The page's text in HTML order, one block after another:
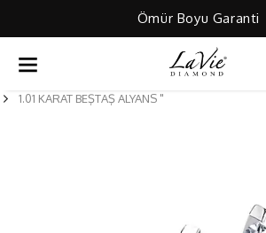
Ömür Boyu Garanti
1.01 KARAT BEŞTAŞ ALYANS "